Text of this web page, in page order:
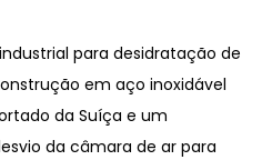
para desidratação de
em aço inoxidável
da Suíça e um
da câmara de ar para